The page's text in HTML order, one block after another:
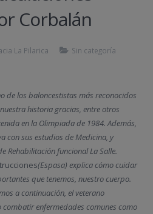
Corbalán
La Pilarica
Sin categoría
de los baloncestistas más reconocidos
historia gracias, entre otros
en la Olimpiada de 1984. Además,
con sus estudios de Medicina, y
Rehabilitación funcional La Salle.
(Espasa) explica cómo cuidar
que tenemos, nuestro cuerpo.
a continuación, el veterano
enfermedades comunes como